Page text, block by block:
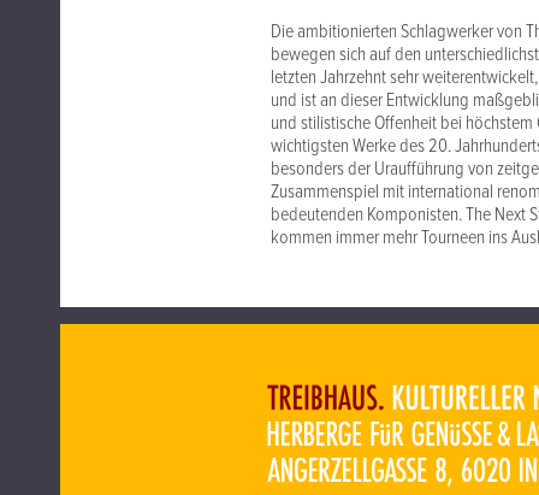
Die ambitionierten Schlagwerker von
bewegen sich auf den
letzten Jahrzehnt sehr
und ist an dieser Entwicklung
und stilistische Offenheit bei
wichtigsten Werke des 20.
besonders der Uraufführung von
Zusammenspiel mit international
bedeutenden Komponisten. The Next
kommen immer mehr Tourneen ins